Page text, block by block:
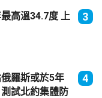
高溫34.7度 上
3
羅斯或於5年
試北約集體防
4